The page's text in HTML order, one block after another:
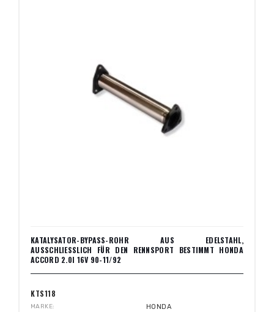
KATALYSATOR-BYPASS-ROHR AUS EDELSTAHL,
AUSSCHLIESSLICH FÜR DEN RENNSPORT BESTIMMT HONDA A
CCORD 2.0I 16V 90-11/92
KTS118
MARKE HONDA